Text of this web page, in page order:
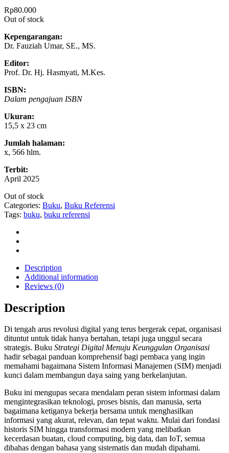
Rp80.000
Out of stock
Kepengarangan:
Dr. Fauziah Umar, SE., MS.
Editor:
Prof. Dr. Hj. Hasmyati, M.Kes.
ISBN:
Dalam pengajuan ISBN
Ukuran:
15,5 x 23 cm
Jumlah halaman:
x, 566 hlm.
Terbit:
April 2025
Out of stock
Categories: Buku, Buku Referensi
Tags: buku, buku referensi
Description
Additional information
Reviews (0)
Description
Di tengah arus revolusi digital yang terus bergerak cepat, organisasi
dituntut untuk tidak hanya bertahan, tetapi juga unggul secara
strategis. Buku Strategi Digital Menuju Keunggulan Organisasi
hadir sebagai panduan komprehensif bagi pembaca yang ingin
memahami bagaimana Sistem Informasi Manajemen (SIM) menjadi
kunci dalam membangun daya saing yang berkelanjutan.
Buku ini mengupas secara mendalam peran sistem informasi dalam
mengintegrasikan teknologi, proses bisnis, dan manusia, serta
bagaimana ketiganya bekerja bersama untuk menghasilkan
informasi yang akurat, relevan, dan tepat waktu. Mulai dari fondasi
historis SIM hingga transformasi modern yang melibatkan
kecerdasan buatan, cloud computing, big data, dan IoT, semua
dibahas dengan bahasa yang sistematis dan mudah dipahami.